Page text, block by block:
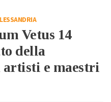
Vetus 14
della
e maestri